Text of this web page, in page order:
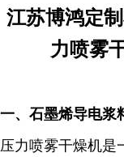
江苏博鸿定
力喷雾
一、 石墨烯导电浆
压力喷雾干燥机是